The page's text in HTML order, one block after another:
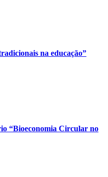
na educação”
“Bioeconomia Circular no